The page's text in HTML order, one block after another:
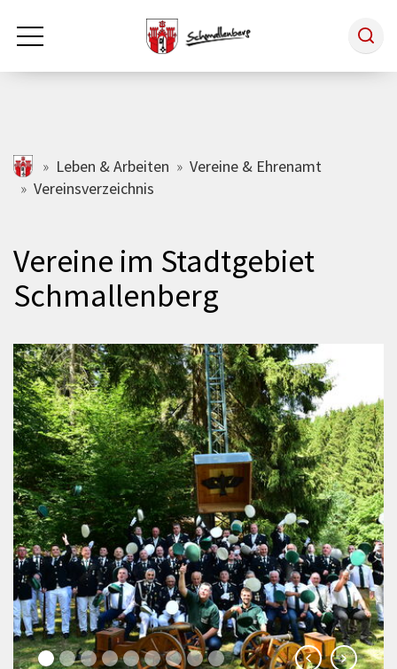
Zum Hauptinhalt springen
Rathaus & Politik
Tourismus
Wirtschaft
schmallenberg.de
Leben & Arbeiten
Vereine & Ehrenamt
Vereinsverzeichnis
Vereine im Stadtgebiet
Schmallenberg